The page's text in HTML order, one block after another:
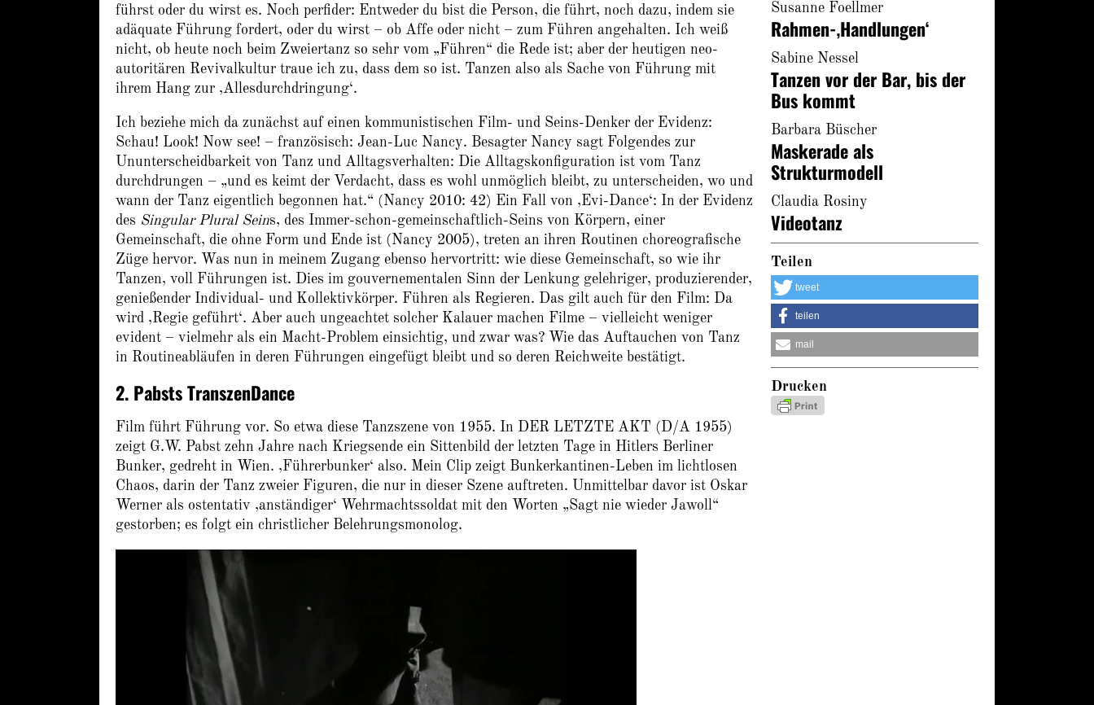
führst oder du wirst es. Noch perfider: Entweder du bist die Person, die führt, noch dazu, indem sie
adäquate Führung fordert, oder du wirst – ob Affe oder nicht – zum Führen angehalten. Ich weiß
nicht, ob heute noch beim Zweiertanz so sehr vom „Führen“ die Rede ist; aber der heutigen neo-
autoritären Revivalkultur traue ich zu, dass dem so ist. Tanzen also als Sache von Führung mit
ihrem Hang zur ‚Allesdurchdringung‘.
Ich beziehe mich da zunächst auf einen kommunistischen Film- und Seins-Denker der Evidenz:
Schau! Look! Now see! – französisch: Jean-Luc Nancy. Besagter Nancy sagt Folgendes zur
Ununterscheidbarkeit von Tanz und Alltagsverhalten: Die Alltagskonfiguration ist vom Tanz
durchdrungen – „und es keimt der Verdacht, dass es wohl unmöglich bleibt, zu unterscheiden, wo und
wann der Tanz eigentlich begonnen hat.“ (Nancy 2010: 42) Ein Fall von ‚Evi-Dance‘: In der Evidenz
des Singular Plural Seins, des Immer-schon-gemeinschaftlich-Seins von Körpern, einer
Gemeinschaft, die ohne Form und Ende ist (Nancy 2005), treten an ihren Routinen choreografische
Züge hervor. Was nun in meinem Zugang ebenso hervortritt: wie diese Gemeinschaft, so wie ihr
Tanzen, voll Führungen ist. Dies im gouvernementalen Sinn der Lenkung gelehriger, produzierender,
genießender Individual- und Kollektivkörper. Führen als Regieren. Das gilt auch für den Film: Da
wird ‚Regie geführt‘. Aber auch ungeachtet solcher Kalauer machen Filme – vielleicht weniger
evident – vielmehr als ein Macht-Problem einsichtig, und zwar was? Wie das Auftauchen von Tanz
in Routineabläufen in deren Führungen eingefügt bleibt und so deren Reichweite bestätigt.
2. Pabsts TranszenDance
Film führt Führung vor. So etwa diese Tanzszene von 1955. In DER LETZTE AKT (D/A 1955)
zeigt G.W. Pabst zehn Jahre nach Kriegsende ein Sittenbild der letzten Tage in Hitlers Berliner
Bunker, gedreht in Wien. ‚Führerbunker‘ also. Mein Clip zeigt Bunkerkantinen-Leben im lichtlosen
Chaos, darin der Tanz zweier Figuren, die nur in dieser Szene auftreten. Unmittelbar davor ist Oskar
Werner als ostentativ ‚anständiger‘ Wehrmachtssoldat mit den Worten „Sagt nie wieder Jawoll“
gestorben; es folgt ein christlicher Belehrungsmonolog.
Susanne Foellmer
Rahmen-‚Handlungen‘
Sabine Nessel
Tanzen vor der Bar, bis der
Bus kommt
Barbara Büscher
Maskerade als
Strukturmodell
Claudia Rosiny
Videotanz
Teilen
tweet
teilen
mail
Drucken